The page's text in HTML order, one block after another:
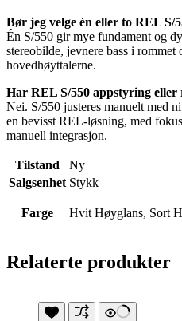
Bør jeg velge én eller to REL S/
Én S/550 gir mye fundament og
stereobilde, jevnere bass i rommet
hovedhøyttalerne.
Har REL S/550 appstyring
Nei. S/550 justeres manuelt med
en bevisst REL-løsning, med
manuell integrasjon.
Tilstand
Ny
Salgsenhet Stykk
Farge Hvit Høyglans, Sort
Relaterte produkter